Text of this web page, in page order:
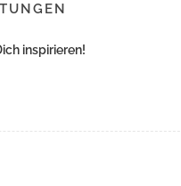
inspirieren!